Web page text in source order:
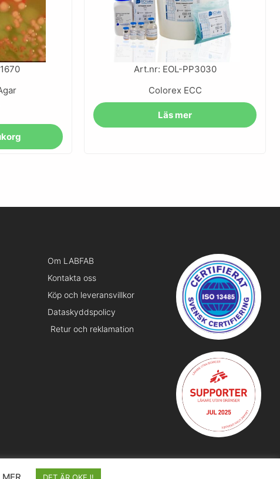
Art.nr: EOL-PP3030
Colorex ECC
Läs mer
Om LABFAB
Kontakta oss
Köp och leveransvillkor
Dataskyddspolicy
Retur och reklamation